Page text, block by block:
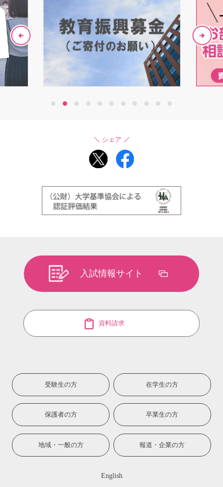
2 4 5 7 9
シェア
入試情報サイト
資料請求
受験生の方 在学生の方
保護者の方 卒業生の方
地域・一般の方 報道・企業の方
English